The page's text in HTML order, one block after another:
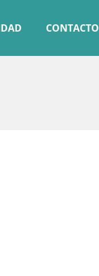
CONTACTO